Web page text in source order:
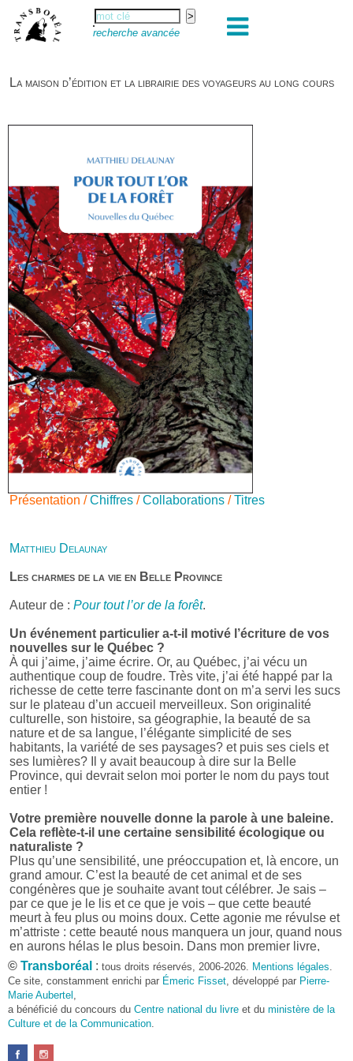
recherche avancée
La maison d’édition et la librairie des voyageurs au long cours
Présentation /Chiffres /Collaborations /Titres
Matthieu Delaunay
Les charmes de la vie en Belle Province
Auteur de : Pour tout l’or de la forêt.
Un événement particulier a-t-il motivé l’écriture de vos
nouvelles sur le Québec ?
À qui j’aime, j’aime écrire. Or, au Québec, j’ai vécu un
authentique coup de foudre. Très vite, j’ai été happé par la
richesse de cette terre fascinante dont on m’a servi les sucs
sur le plateau d’un accueil merveilleux. Son originalité
culturelle, son histoire, sa géographie, la beauté de sa
nature et de sa langue, l’élégante simplicité de ses
habitants, la variété de ses paysages? et puis ses ciels et
ses lumières? Il y avait beaucoup à dire sur la Belle
Province, qui devrait selon moi porter le nom du pays tout
entier !
Votre première nouvelle donne la parole à une baleine.
Cela reflète-t-il une certaine sensibilité écologique ou
naturaliste ?
Plus qu’une sensibilité, une préoccupation et, là encore, un
grand amour. C’est la beauté de cet animal et de ses
congénères que je souhaite avant tout célébrer. Je sais –
par ce que je le lis et ce que je vois – que cette beauté
meurt à feu plus ou moins doux. Cette agonie me révulse et
m’attriste : cette beauté nous manquera un jour, quand nous
en aurons hélas le plus besoin. Dans mon premier livre,
j’avais pris goût à me mettre dans la peau d’une bête. Outre
l’intérêt de l’exercice littéraire, il me semble que cela peut
être un bon moyen pour transmettre certains messages.
Pourquoi avoir choisi le format des nouvelles plutôt
qu’un autre ?
D’abord parce que j’aime (décidément!) en lire !
© Transboréal : tous droits réservés, 2006-2026. Mentions légales
Ce site, constamment enrichi par Émeric Fisset , développé par Pierre-
Marie Aubertel
a bénéficié du concours du Centre national du livre et du ministère de la
Culture et de la Communication